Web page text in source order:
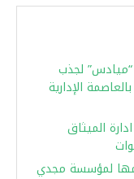
“ميادس” لجذب
الإدارية
الميثاق
لمؤسسة مجدي